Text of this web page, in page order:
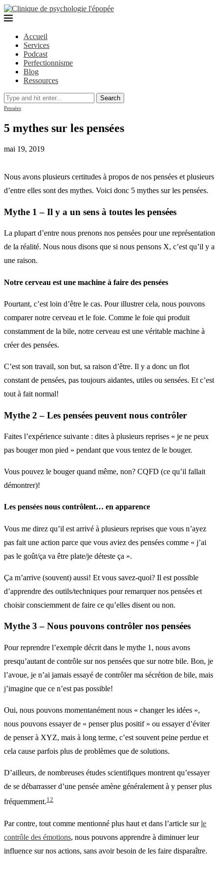
Accueil
Services
Podcast
Perfectionnisme
Blog
Ressources
Search
Pensées
5 mythes sur les pensées
mai 19, 2019
Nous avons plusieurs certitudes à propos de nos pensées et plusieurs
d’entre elles sont des mythes. Voici donc 5 mythes sur les pensées.
Mythe 1 – Il y a un sens à toutes les pensées
La plupart d’entre nous prenons nos pensées pour une représentation
de la réalité. Nous nous disons que si nous pensons X, c’est qu’il y a
une raison.
Notre cerveau est une machine à faire des pensées
Pourtant, c’est loin d’être le cas. Pour illustrer cela, nous pouvons
comparer notre cerveau et le foie. Comme le foie qui produit
constamment de la bile, notre cerveau est une véritable machine à
créer des pensées.
C’est son travail, son but, sa raison d’être. Il y a donc un flot
constant de pensées, pas toujours aidantes, utiles ou sensées. Et c’est
tout à fait normal!
Mythe 2 – Les pensées peuvent nous contrôler
Faites l’expérience suivante : dites à plusieurs reprises « je ne peux
pas bouger mon pied » pendant que vous tentez de le bouger.
Vous pouvez le bouger quand même, non? CQFD (ce qu’il fallait
démontrer)!
Les pensées nous contrôlent… en apparence
Vous me direz qu’il est arrivé à plusieurs reprises que vous n’ayez
pas fait une action parce que vous aviez des pensées comme « j’ai
pas le goût/ça va être plate/je déteste ça ».
Ça m’arrive (souvent) aussi! Et vous savez-quoi? Il est possible
d’apprendre des outils/techniques pour remarquer nos pensées et
choisir consciemment de faire ce qu’elles disent ou non.
Mythe 3 – Nous pouvons contrôler nos pensées
Pour reprendre l’exemple décrit dans le mythe 1, nous avons
presqu’autant de contrôle sur nos pensées que sur notre bile. Bon, je
l’avoue, je n’ai jamais essayé de contrôler ma sécrétion de bile, mais
j’imagine que ce n’est pas possible!
Oui, nous pouvons momentanément nous « changer les idées »,
nous pouvons essayer de « penser plus positif » ou essayer d’éviter
de penser à XYZ, mais à long terme, c’est souvent peine perdue et
cela cause parfois plus de problèmes que de solutions.
D’ailleurs, de nombreuses études scientifiques montrent qu’essayer
de se débarrasser d’une pensée amène généralement à y penser plus
fréquemment.1 2
Par contre, tout comme mentionné plus haut et dans l’article surle
contrôle des émotions, nous pouvons apprendre à diminuer leur
influence sur nos actions, sans avoir besoin de les faire disparaître.